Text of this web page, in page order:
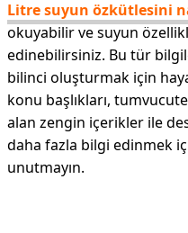
Litre suyun özkütlesini
okuyabilir ve suyun
edinebilirsiniz. Bu tür
bilinci oluşturmak için
konu başlıkları,
alan zengin içerikler ile
daha fazla bilgi edinmek
unutmayın.